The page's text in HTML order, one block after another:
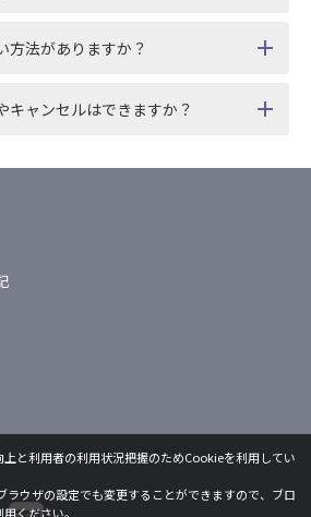
方法がありますか？
キャンセルはできますか？
と利用者の利用状況把握のためCookieを利用してい
ラウザの設定でも変更することができますので、ブロ
ください。